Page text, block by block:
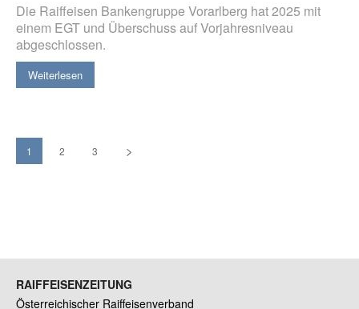
Die Raiffeisen Bankengruppe Vorarlberg hat 2025 mit
einem EGT und Überschuss auf Vorjahresniveau
abgeschlossen.
Weiterlesen
1 2 3
RAIFFEISENZEITUNG
Österreichischer Raiffeisenverband